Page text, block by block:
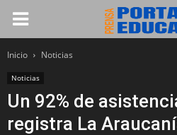
Inicio Noticias
Noticias
Un 92% de
registra La